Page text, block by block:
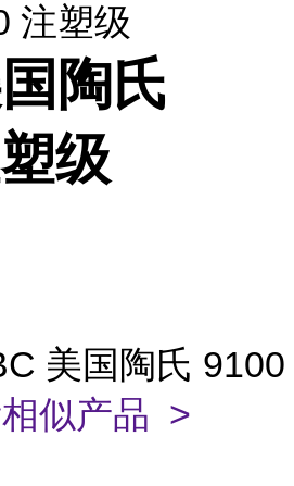
注塑级
陶氏
级
美国陶氏 9100
似产品 >